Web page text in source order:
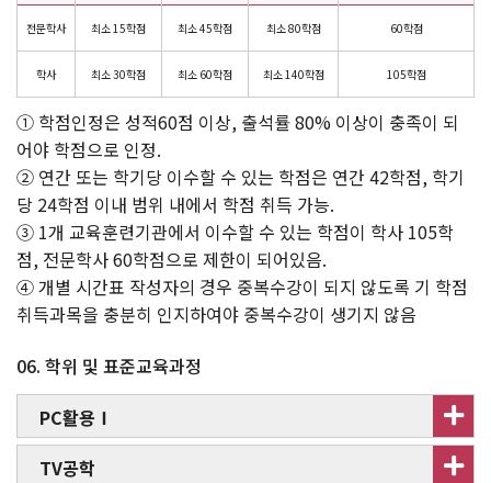
전문학사 최소 15학점 최소 45학점 최소 80학점 60학점
학사 최소 30학점 최소 60학점 최소 140학점 105학점
① 학점인정은 성적60점 이상, 출석률 80% 이상이 충족이 되
어야 학점으로 인정.
② 연간 또는 학기당 이수할 수 있는 학점은 연간 42학점, 학기
당 24학점 이내 범위 내에서 학점 취득 가능.
③ 1개 교육훈련기관에서 이수할 수 있는 학점이 학사 105학
점, 전문학사 60학점으로 제한이 되어있음.
④ 개별 시간표 작성자의 경우 중복수강이 되지 않도록 기 학점
취득과목을 충분히 인지하여야 중복수강이 생기지 않음
06. 학위 및 표준교육과정
PC활용Ⅰ
TV공학